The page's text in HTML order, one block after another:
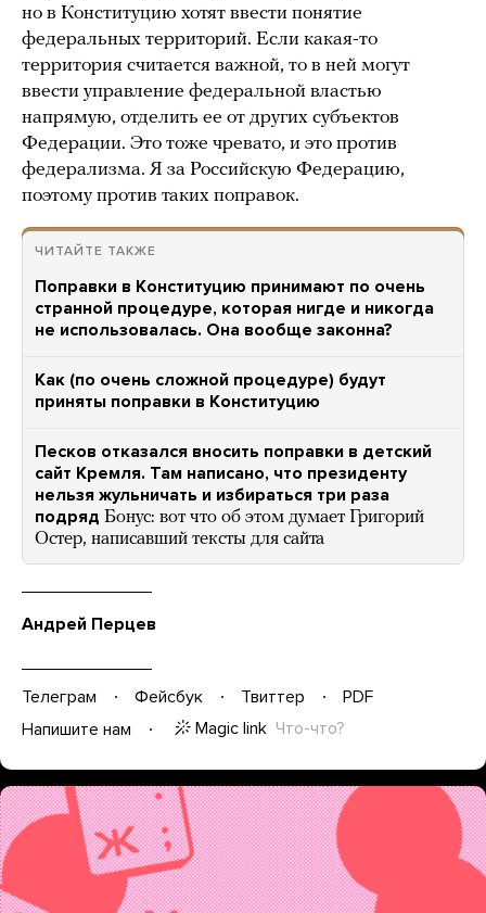
но в Конституцию хотят ввести понятие
федеральных территорий. Если какая-то
территория считается важной, то в ней могут
ввести управление федеральной властью
напрямую, отделить ее от других субъектов
Федерации. Это тоже чревато, и это против
федерализма. Я за Российскую Федерацию,
поэтому против таких поправок.
ЧИТАЙТЕ ТАКЖЕ
Поправки в Конституцию принимают по очень
странной процедуре, которая нигде и никогда
не использовалась. Она вообще законна?
Как (по очень сложной процедуре) будут
приняты поправки в Конституцию
Песков отказался вносить поправки в детский
сайт Кремля. Там написано, что президенту
нельзя жульничать и избираться три раза
подряд Бонус: вот что об этом думает Григорий
Остер, написавший тексты для сайта
Андрей Перцев
Телеграм Фейсбук Твиттер
PDF
Напишите нам
Magic link Что-что?